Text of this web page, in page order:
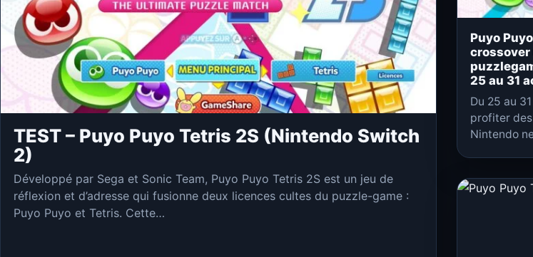
TEST – Puyo Puyo Tetris 2S (Nintendo Switch
2)
Développé par Sega et Sonic Team, Puyo Puyo Tetris 2S est un jeu de
réflexion et d’adresse qui fusionne deux licences cultes du puzzle-game :
Puyo Puyo et Tetris. Cette…
Puyo
25 au 31
Du 25 au
profiter des
Nintendo